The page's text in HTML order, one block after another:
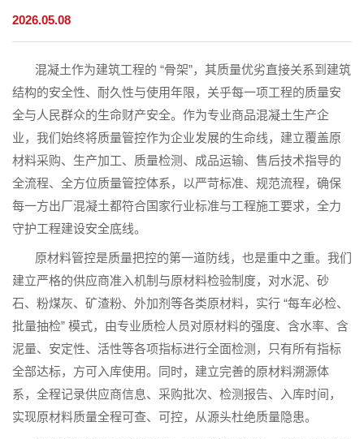
2026.05.08
混凝土作为建筑工程的 “骨架”，其质量优劣直接关系到建筑
结构的安全性、耐久性与使用年限，关乎每一项工程的质量安
全与人民群众的生命财产安全。作为专业商品混凝土生产企
业，我们始终将质量管控作为企业发展的生命线，建立覆盖原
材料采购、生产加工、质量检测、成品运输、售后技术指导的
全流程、全方位质量管控体系，以严苛标准、规范流程，确保
每一方出厂混凝土都符合国家行业标准与工程施工要求，全力
守护工程建设安全底线。
原材料管控是质量把控的第一道防线，也是重中之重。我们
建立严格的供应商准入机制与原材料检验制度，对水泥、砂
石、粉煤灰、矿渣粉、外加剂等各类原材料，实行 “每车必检、
批量抽检” 模式，由专业质检人员对原材料的强度、含水率、含
泥量、安定性、活性等各项指标进行全面检测，只有所有指标
全部达标，方可入库使用。同时，建立完善的原材料溯源体
系，全程记录供应商信息、采购批次、检测报告、入库时间，
实现原材料质量全程可查、可控，从源头杜绝质量隐患。